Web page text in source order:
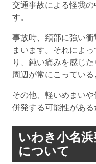
交通事故による怪我
す。
事故時、頚部に強い
まいます。それによ
り、鈍い痛みを感じ
周辺が常にこっている
その他、軽いめまい
併発する可能性がある
いわき小名
について